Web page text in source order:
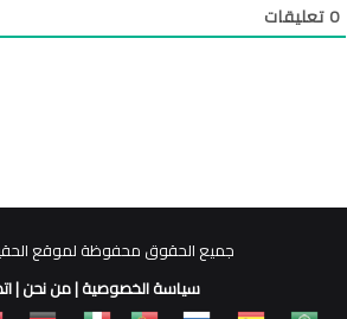
0تعليقات
جميع الحقوق محفوظة لموقع
سياسة الخصوصية|من نحن|